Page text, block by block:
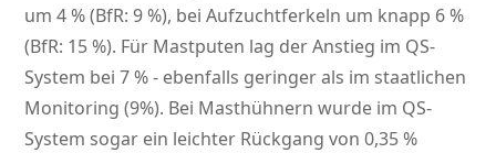
um 4 % (BfR: 9 %), bei Aufzuchtferkeln um knapp 6 %
(BfR: 15 %). Für Mastputen lag der Anstieg im QS-
System bei 7 % - ebenfalls geringer als im staatlichen
Monitoring (9%). Bei Masthühnern wurde im QS-
System sogar ein leichter Rückgang von 0,35 %